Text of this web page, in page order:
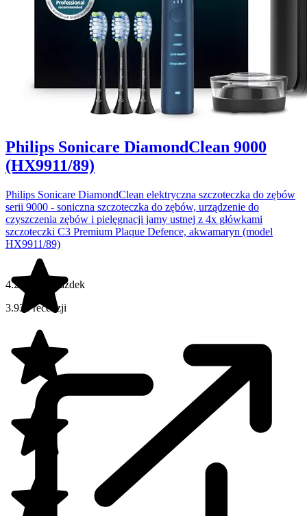
Philips Sonicare DiamondClean 9000
(HX9911/89)
Philips Sonicare DiamondClean elektryczna szczoteczka do zębów
serii 9000 - soniczna szczoteczka do zębów, urządzenie do
czyszczenia zębów i pielęgnacji jamy ustnej z 4x główkami
szczoteczki C3 Premium Plaque Defence, akwamaryn (model
HX9911/89)
4.2 na 5 gwiazdek
3.933 recenzji